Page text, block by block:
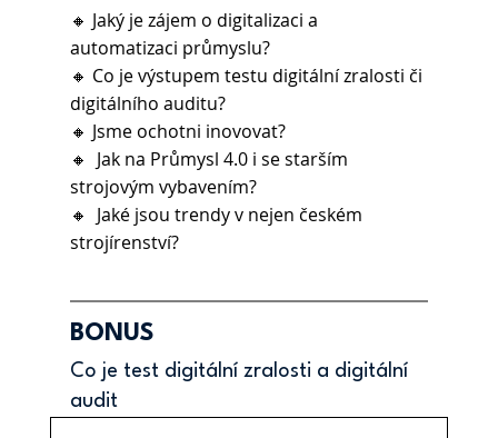
🔸 Jaký je zájem o digitalizaci a
automatizaci průmyslu?
🔸 Co je výstupem testu digitální zralosti či
digitálního auditu?
🔸 Jsme ochotni inovovat?
🔸  Jak na Průmysl 4.0 i se starším
strojovým vybavením?
🔸  Jaké jsou trendy v nejen českém
strojírenství?
BONUS
Co je test digitální zralosti a digitální
audit